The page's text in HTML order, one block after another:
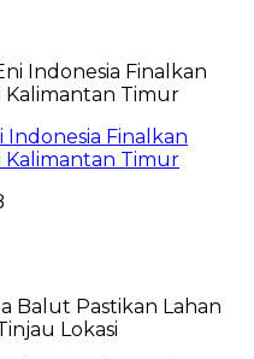
Indonesia Finalkan
Kalimantan Timur